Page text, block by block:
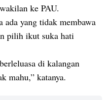
ke PAU.
yang tidak membawa
pilih ikut suka hati
di kalangan
mahu,” katanya.